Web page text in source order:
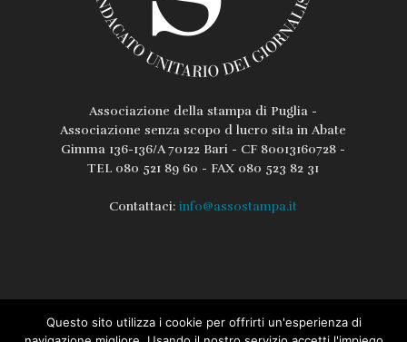
Associazione della stampa di Puglia -
Associazione senza scopo d lucro sita in Abate
Gimma 136-136/A 70122 Bari - CF 80013160728 -
TEL 080 521 89 60 - FAX 080 523 82 31
Contattaci:info@assostampa.it
Lo Statuto Regolamento
Questo sito utilizza i cookie per offrirti un'esperienza di